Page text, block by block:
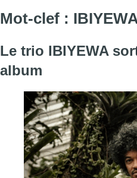
Mot-clef :
Le trio IBIYEWA
album